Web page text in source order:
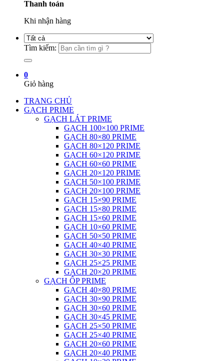
Thanh toán
Khi nhận hàng
Tìm kiếm:
0
Giỏ hàng
TRANG CHỦ
GẠCH PRIME
GẠCH LÁT PRIME
GẠCH 100×100 PRIME
GẠCH 80×80 PRIME
GẠCH 80×120 PRIME
GẠCH 60×120 PRIME
GẠCH 60×60 PRIME
GẠCH 20×120 PRIME
GẠCH 50×100 PRIME
GẠCH 20×100 PRIME
GẠCH 15×90 PRIME
GẠCH 15×80 PRIME
GẠCH 15×60 PRIME
GẠCH 10×60 PRIME
GẠCH 50×50 PRIME
GẠCH 40×40 PRIME
GẠCH 30×30 PRIME
GẠCH 25×25 PRIME
GẠCH 20×20 PRIME
GẠCH ỐP PRIME
GẠCH 40×80 PRIME
GẠCH 30×90 PRIME
GẠCH 30×60 PRIME
GẠCH 30×45 PRIME
GẠCH 25×50 PRIME
GẠCH 25×40 PRIME
GẠCH 20×60 PRIME
GẠCH 20×40 PRIME